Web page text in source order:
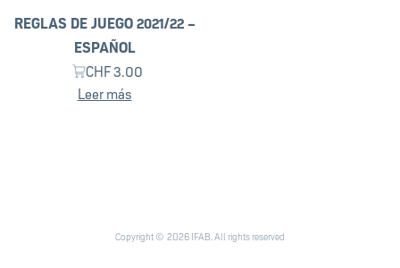
REGLAS DE JUEGO 2021/22 –
ESPAÑOL
CHF3.00
Leer más
Copyright © 2026 IFAB. All rights reserved